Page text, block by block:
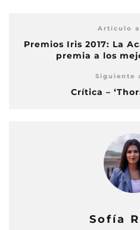
Artículo
Premios Iris 2017: La
premia a los
Siguiente
Crítica –
Sofía